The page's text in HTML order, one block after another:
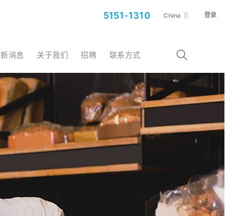
5151-1310 China 登录
最新消息 关于我们 招聘 联系方式